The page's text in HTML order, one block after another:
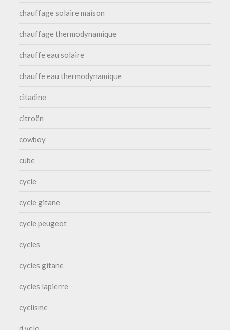
chauffage solaire maison
chauffage thermodynamique
chauffe eau solaire
chauffe eau thermodynamique
citadine
citroën
cowboy
cube
cycle
cycle gitane
cycle peugeot
cycles
cycles gitane
cycles lapierre
cyclisme